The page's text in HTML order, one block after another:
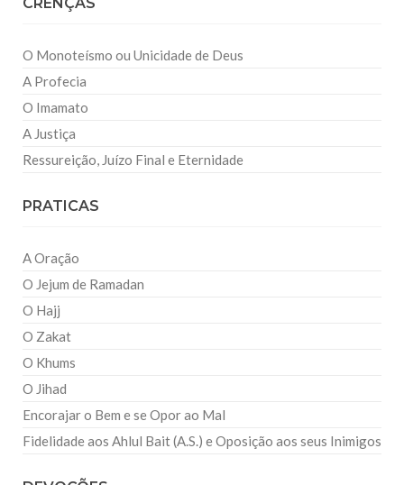
O Monoteísmo ou Unicidade de Deus
A Profecia
O Imamato
A Justiça
Ressureição, Juízo Final e Eternidade
PRATICAS
A Oração
O Jejum de Ramadan
O Hajj
O Zakat
O Khums
O Jihad
Encorajar o Bem e se Opor ao Mal
Fidelidade aos Ahlul Bait (A.S.) e Oposição aos seus Inimigos